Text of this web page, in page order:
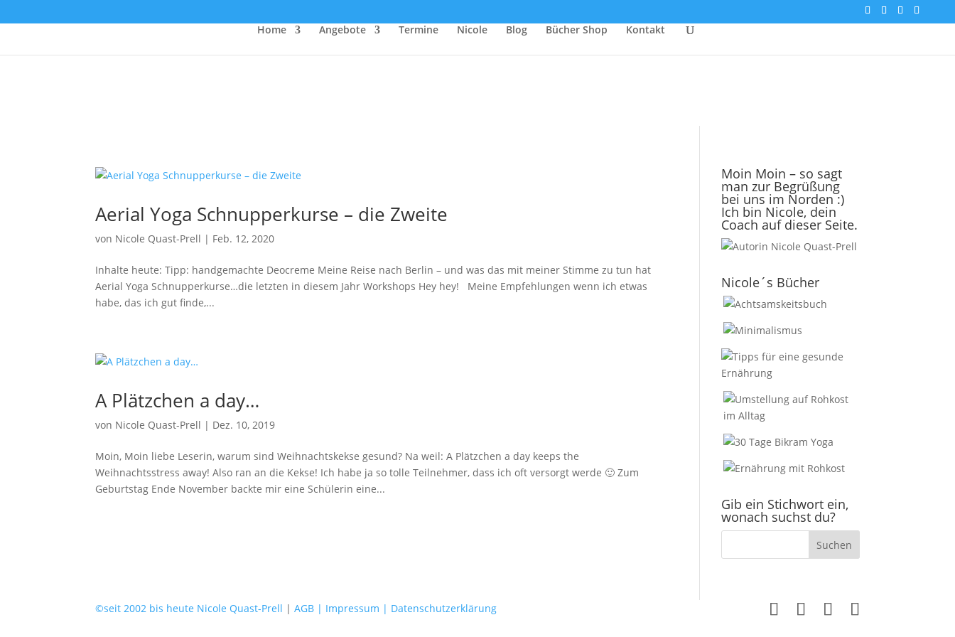
Home Angebote Termine Nicole Blog Bücher Shop Kontakt
Aerial Yoga Schnupperkurse – die Zweite
von Nicole Quast-Prell | Feb. 12, 2020
Inhalte heute: Tipp: handgemachte Deocreme Meine Reise nach Berlin – und was das mit meiner Stimme zu tun hat
Aerial Yoga Schnupperkurse…die letzten in diesem Jahr Workshops Hey hey! Meine Empfehlungen wenn ich etwas
habe, das ich gut finde,...
A Plätzchen a day…
von Nicole Quast-Prell | Dez. 10, 2019
Moin, Moin liebe Leserin, warum sind Weihnachtskekse gesund? Na weil: A Plätzchen a day keeps the
Weihnachtsstress away! Also ran an die Kekse! Ich habe ja so tolle Teilnehmer, dass ich oft versorgt werde 🙂 Zum
Geburtstag Ende November backte mir eine Schülerin eine...
Moin Moin – so sagt
man zur Begrüßung
bei uns im Norden :)
Ich bin Nicole, dein
Coach auf dieser Seite.
Nicole´s Bücher
Gib ein Stichwort ein,
wonach suchst du?
©seit 2002 bis heute Nicole Quast-Prell |AGB | Impressum | Datenschutzerklärung